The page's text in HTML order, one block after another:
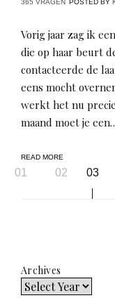
365 VRAGEN POSTED BY
Vorig jaar zag ik
die op haar beurt
contacteerde de
eens mocht
werkt het nu
maand moet je
READ MORE
Page
navigation
01 02 03
Archives